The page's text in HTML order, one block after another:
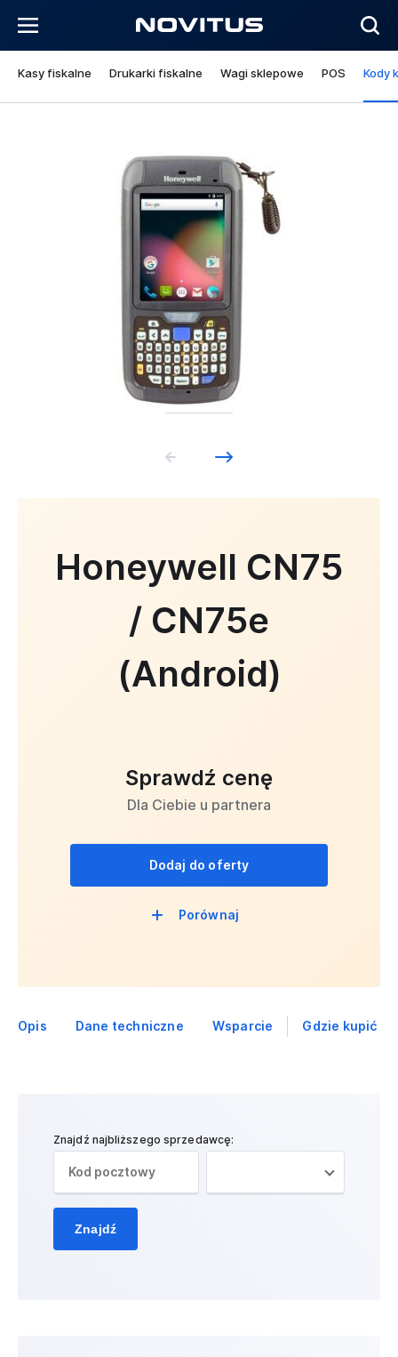
Kasy fiskalne Drukarki fiskalne Wagi sklepowe POS Kody
Honeywell CN75
/ CN75e
(Android)
Sprawdź cenę
Dla Ciebie u partnera
Dodaj do oferty
Porównaj
Opis Dane techniczne Wsparcie Gdzie kupić
Znajdź najbliższego sprzedawcę:
Znajdź